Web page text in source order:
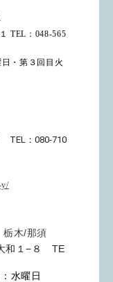
TEL ： 048-565
・第３回目火
TEL：080-710
y/
木/那須
和１−８ TE
水曜日